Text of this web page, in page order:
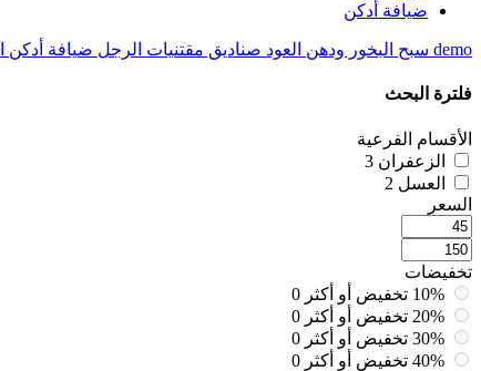
ضيافة أدكن
demo سبح البخور ودهن العود صناديق مقتنيات الرجل ضيافة أدكن
فلترة البحث
الأقسام الفرعية
الزعفران 3
العسل 2
السعر
تخفيضات
10% تخفيض أو أكثر
0
20% تخفيض أو أكثر
0
30% تخفيض أو أكثر
0
40% تخفيض أو أكثر
0